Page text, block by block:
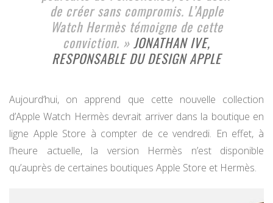
de créer sans compromis. L’Apple
Watch Hermès témoigne de cette
conviction. »JONATHAN IVE,
RESPONSABLE DU DESIGN APPLE
Aujourd’hui, on apprend que cette nouvelle collection
d’Apple Watch Hermès devrait arriver dans la boutique en
ligne Apple Store à compter de ce vendredi. En effet, à
l’heure actuelle, la version Hermès n’est disponible
qu’auprès de certaines boutiques Apple Store et Hermès.